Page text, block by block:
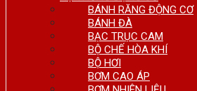
BÁNH RĂNG ĐỘNG CƠ
BÁNH ĐÀ
BẠC TRỤC CAM
BỘ CHẾ HÒA KHÍ
BỘ HƠI
BƠM CAO ÁP